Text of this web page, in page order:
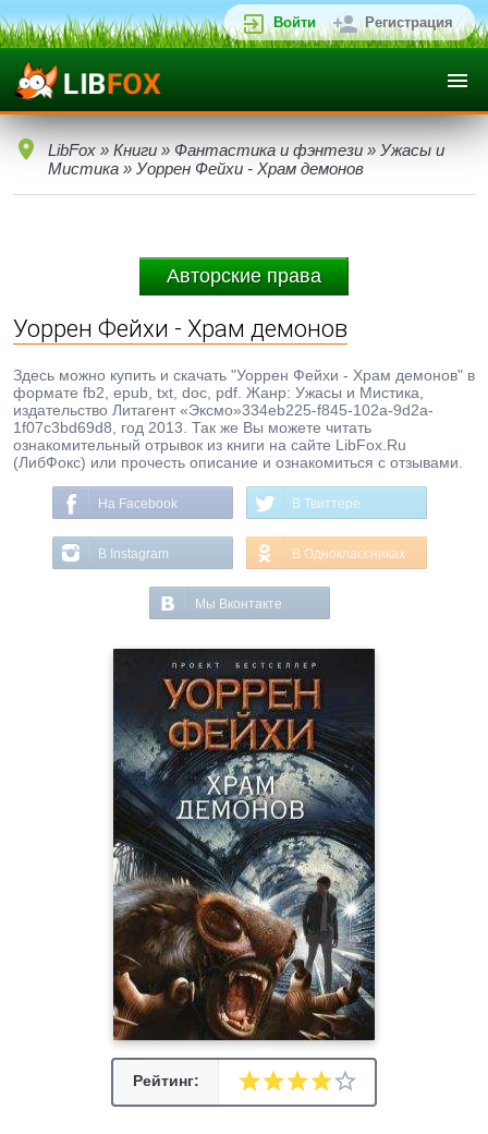
Войти Регистрация
LibFox » Книги » Фантастика и фэнтези » Ужасы и
Мистика » Уоррен Фейхи - Храм демонов
Авторские права
Уоррен Фейхи - Храм демонов
Здесь можно купить и скачать "Уоррен Фейхи - Храм демонов" в
формате fb2, epub, txt, doc, pdf. Жанр: Ужасы и Мистика,
издательство Литагент «Эксмо»334eb225-f845-102a-9d2a-
1f07c3bd69d8, год 2013. Так же Вы можете читать
ознакомительный отрывок из книги на сайте LibFox.Ru
(ЛибФокс) или прочесть описание и ознакомиться с отзывами.
На Facebook В Твиттере
В Instagram В Одноклассниках
Мы Вконтакте
Рейтинг: